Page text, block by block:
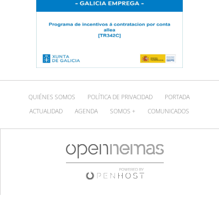
QUIÉNES SOMOS POLÍTICA DE PRIVACIDAD
PORTADA
ACTUALIDAD
AGENDA SOMOS + COMUNICADOS